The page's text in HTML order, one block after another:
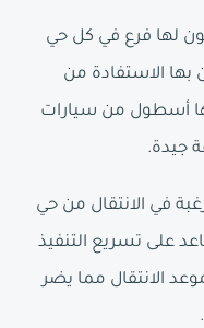
لها فرع في كل حي
بها الاستفادة من
أسطول من سيارات
جيدة.
في الانتقال من حي
على تسريع التنفيذ
الانتقال مما يضر